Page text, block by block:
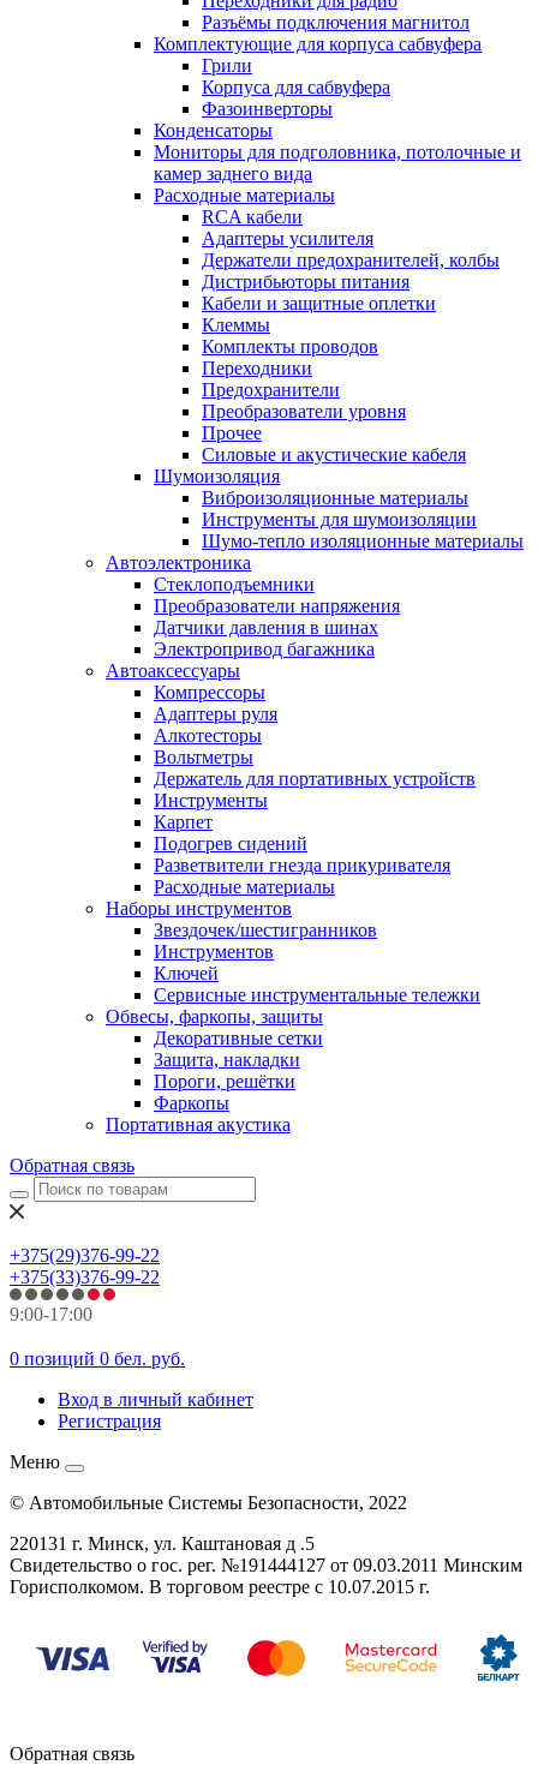
Разъёмы подключения магнитол
Комплектующие для корпуса сабвуфера
Грили
Корпуса для сабвуфера
Фазоинверторы
Конденсаторы
Мониторы для подголовника, потолочные и
камер заднего вида
Расходные материалы
RCA кабели
Адаптеры усилителя
Держатели предохранителей, колбы
Дистрибьюторы питания
Кабели и защитные оплетки
Клеммы
Комплекты проводов
Переходники
Предохранители
Преобразователи уровня
Прочее
Силовые и акустические кабеля
Шумоизоляция
Виброизоляционные материалы
Инструменты для шумоизоляции
Шумо-тепло изоляционные материалы
Автоэлектроника
Стеклоподъемники
Преобразователи напряжения
Датчики давления в шинах
Электропривод багажника
Автоаксессуары
Компрессоры
Адаптеры руля
Алкотесторы
Вольтметры
Держатель для портативных устройств
Инструменты
Карпет
Подогрев сидений
Разветвители гнезда прикуривателя
Расходные материалы
Наборы инструментов
Звездочек/шестигранников
Инструментов
Ключей
Сервисные инструментальные тележки
Обвесы, фаркопы, защиты
Декоративные сетки
Защита, накладки
Пороги, решётки
Фаркопы
Портативная акустика
Обратная связь
+375(29)376-99-22
+375(33)376-99-22
9:00-17:00
0 позиций 0 бел. руб.
Вход в личный кабинет
Регистрация
Меню
© Автомобильные Системы Безопасности, 2022
220131 г. Минск, ул. Каштановая д .5
Свидетельство о гос. рег. №191444127 от 09.03.2011 Минским
Горисполкомом. В торговом реестре с 10.07.2015 г.
Обратная связь